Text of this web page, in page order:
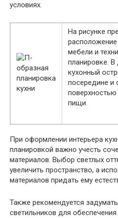
условиях.
На рисунке
мебели и
планировке. В
кухонный
посередине и
пищи.
При оформлении интерьера
планировкой важно учесть
материалов. Выбор светлых
увеличить пространство, а
материалов придать ему
Также рекомендуется
светильников для